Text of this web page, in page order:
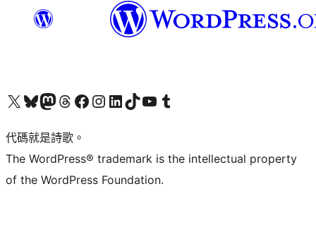
Visit our X (formerly Twitter) account
Visit our Bluesky account
Visit our Mastodon account
Visit our Threads account
訪問我們的 Facebook 專頁Visit our Instagram account
Visit our LinkedIn account
Visit our TikTok account
Visit our YouTube channel
Visit our Tumblr account
代碼就是詩歌。
The WordPress® trademark is the intellectual property
of the WordPress Foundation.